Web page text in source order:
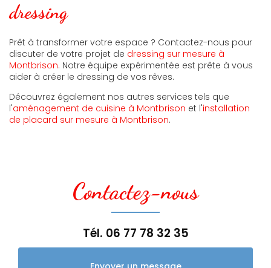
dressing
Prêt à transformer votre espace ? Contactez-nous pour
discuter de votre projet de dressing sur mesure à
Montbrison. Notre équipe expérimentée est prête à vous
aider à créer le dressing de vos rêves.
Découvrez également nos autres services tels que
l'aménagement de cuisine à Montbrison et l'installation
de placard sur mesure à Montbrison.
Contactez-nous
Tél. 06 77 78 32 35